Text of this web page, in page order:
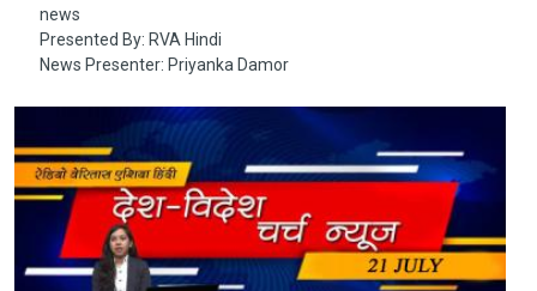
news
Presented By: RVA Hindi
News Presenter: Priyanka Damor